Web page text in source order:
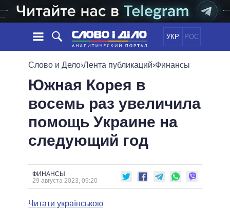
УКР РОС
НОВОСТИ
ЛЕНТА
СОБЫТИЯ
СТАТЬИ
ОБЗОРЫ
ДАЙДЖЕСТЫ
ПОЛИТИКА
ЭКОНОМИКА
ОБЩЕСТВО
ОБЕЩАНИЯ
ПОЛИТИКИ
ВСЕ ПОЛИТИКИ
ПРЕЗИДЕНТ И ОФИС
ВЕРХОВНАЯ РАДА
КАБИНЕТ МИНИСТРОВ
МЭРЫ
ИНФОГРАФИКА
ПОДДЕРЖАТЬ
СРАВНЕНИЕ ПОЛИТИКОВ
Слово и Дело›Лента публикаций›Финансы
Южная Корея в
восемь раз увеличила
помощь Украине на
следующий год
ФИНАНСЫ
29 августа 2023, 09:20
Читати українською